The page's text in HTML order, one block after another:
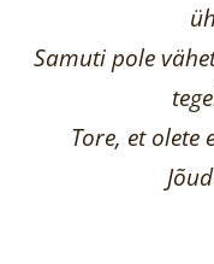
Samuti pole
Tore, et olete